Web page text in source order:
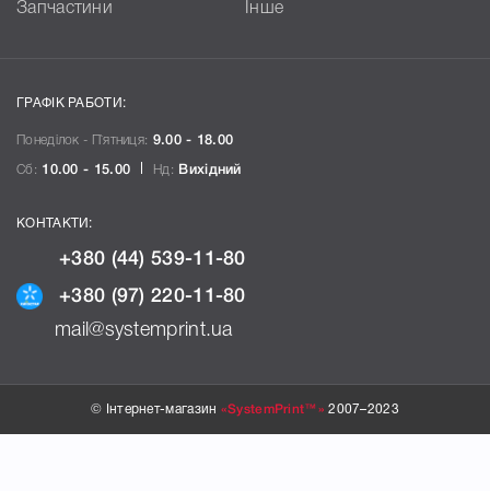
Запчастини Інше
ГРАФІК РАБОТИ:
Понеділок - П`ятниця: 9.00 - 18.00
Сб: 10.00 - 15.00 Нд: Вихідний
КОНТАКТИ:
+380 (44) 539-11-80
+380 (97) 220-11-80
mail@systemprint.ua
© Інтернет-магазин «SystemPrint™» 2007–2023